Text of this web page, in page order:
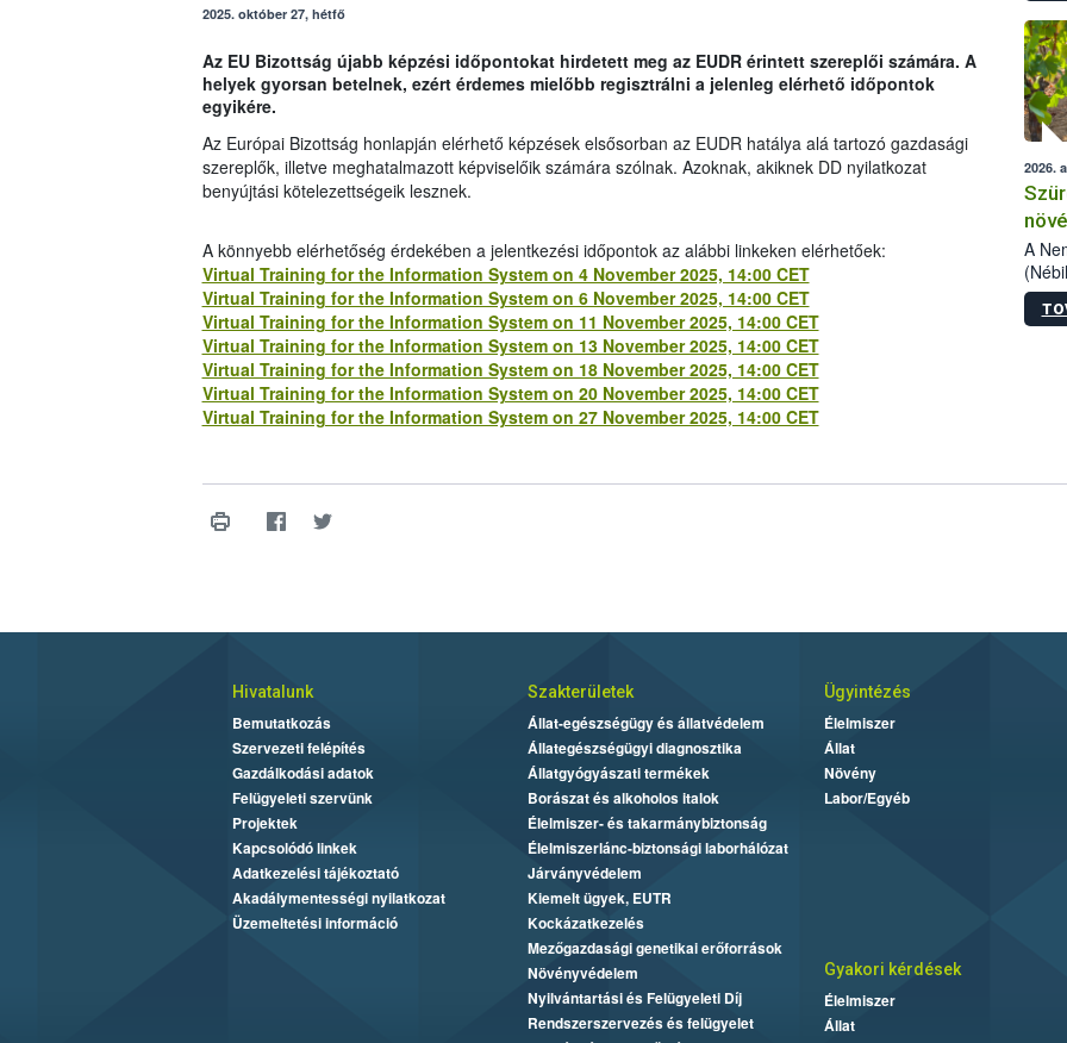
2025. október 27, hétfő
Az EU Bizottság újabb képzési időpontokat hirdetett meg az EUDR érintett szereplői számára. A
helyek gyorsan betelnek, ezért érdemes mielőbb regisztrálni a jelenleg elérhető időpontok
egyikére.
Az Európai Bizottság honlapján elérhető képzések elsősorban az EUDR hatálya alá tartozó gazdasági
szereplők, illetve meghatalmazott képviselőik számára szólnak. Azoknak, akiknek DD nyilatkozat
benyújtási kötelezettségeik lesznek.
A könnyebb elérhetőség érdekében a jelentkezési időpontok az alábbi linkeken elérhetőek:
Virtual Training for the Information System on 4 November 2025, 14:00 CET
Virtual Training for the Information System on 6 November 2025, 14:00 CET
Virtual Training for the Information System on 11 November 2025, 14:00 CET
Virtual Training for the Information System on 13 November 2025, 14:00 CET
Virtual Training for the Information System on 18 November 2025, 14:00 CET
Virtual Training for the Information System on 20 November 2025, 14:00 CET
Virtual Training for the Information System on 27 November 2025, 14:00 CET
2026.
A
Hivatalunk
Bemutatkozás
Szervezeti felépítés
Gazdálkodási adatok
Felügyeleti szervünk
Projektek
Kapcsolódó linkek
Adatkezelési tájékoztató
Akadálymentességi nyilatkozat
Üzemeltetési információ
Szakterületek
Állat-egészségügy és állatvédelem
Állategészségügyi diagnosztika
Állatgyógyászati termékek
Borászat és alkoholos italok
Élelmiszer- és takarmánybiztonság
Élelmiszerlánc-biztonsági laborhálózat
Járványvédelem
Kiemelt ügyek, EUTR
Kockázatkezelés
Mezőgazdasági genetikai erőforrások
Növényvédelem
Nyilvántartási és Felügyeleti Díj
Rendszerszervezés és felügyelet
Ügyintézés
Élelmiszer
Állat
Növény
Labor/Egyéb
Gyakori kérdések
Élelmiszer
Állat